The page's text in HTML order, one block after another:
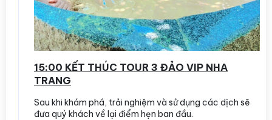
15:00 KẾT THÚC TOUR 3 ĐẢO VIP NHA
TRANG
Sau khi khám phá, trải nghiệm và sử dụng các dịch sẽ
đưa quý khách về lại điểm hẹn ban đầu.